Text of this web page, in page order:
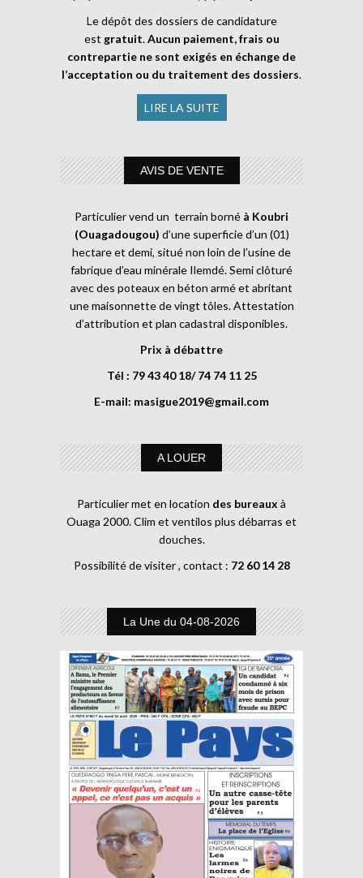
Le dépôt des dossiers de candidature
est gratuit.Aucun paiement, frais ou
contrepartie ne sont exigés en échange de
l’acceptation ou du traitement des dossiers.
LIRE LA SUITE
AVIS DE VENTE
Particulier vend un terrain borné à Koubri
(Ouagadougou) d’une superficie d’un (01)
hectare et demi, situé non loin de l’usine de
fabrique d’eau minérale Ilemdé. Semi clôturé
avec des poteaux en béton armé et abritant
une maisonnette de vingt tôles. Attestation
d’attribution et plan cadastral disponibles.
Prix à débattre
Tél : 79 43 40 18/ 74 74 11 25
E-mail: masigue2019@gmail.com
A LOUER
Particulier met en location des bureaux à
Ouaga 2000. Clim et ventilos plus débarras et
douches.
Possibilité de visiter , contact : 72 60 14 28
La Une du 04-08-2026